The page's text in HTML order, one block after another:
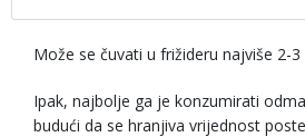
Može se čuvati u frižideru najviše 2-3
Ipak, najbolje ga je konzumirati
budući da se hranjiva vrijednost